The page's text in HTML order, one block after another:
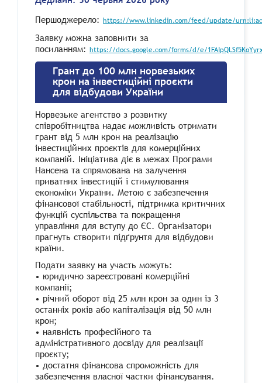
Першоджерело: https://www.linkedin.com/feed/update/
Заявку можна заповнити за
посиланням: https://docs.google.com/forms/d/e/
Грант до 100 млн норвезьких
крон на інвестиційні проєкти
для відбудови України
Норвезьке агентство з розвитку
співробітництва надає можливість отримати
грант від 5 млн крон на реалізацію
інвестиційних проєктів для комерційних
компаній. Ініціатива діє в межах Програми
Нансена та спрямована на залучення
приватних інвестицій і стимулювання
економіки України. Метою є забезпечення
фінансової стабільності, підтримка критичних
функцій суспільства та покращення
управління для вступу до ЄС. Організатори
прагнуть створити підґрунтя для відбудови
країни.
Подати заявку на участь можуть:
• юридично зареєстровані комерційні
компанії;
• річний оборот від 25 млн крон за один із 3
останніх років або капіталізація від 50 млн
крон;
• наявність професійного та
адміністративного досвіду для реалізації
проєкту;
• достатня фінансова спроможність для
забезпечення власної частки фінансування.